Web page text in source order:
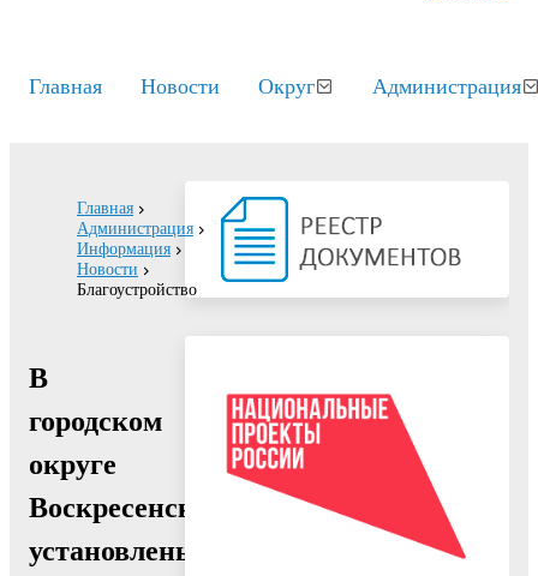
Главная Новости Округ Администрация
Главная
Администрация
Информация
Новости
Благоустройство
В
городском
округе
Воскресенск
установлены